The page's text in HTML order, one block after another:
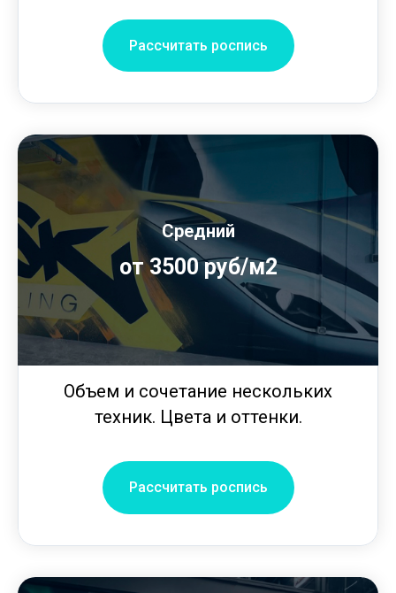
Рассчитать роспись
Средний
от 3500 руб/м2
Объем и сочетание нескольких
техник. Цвета и оттенки.
Рассчитать роспись